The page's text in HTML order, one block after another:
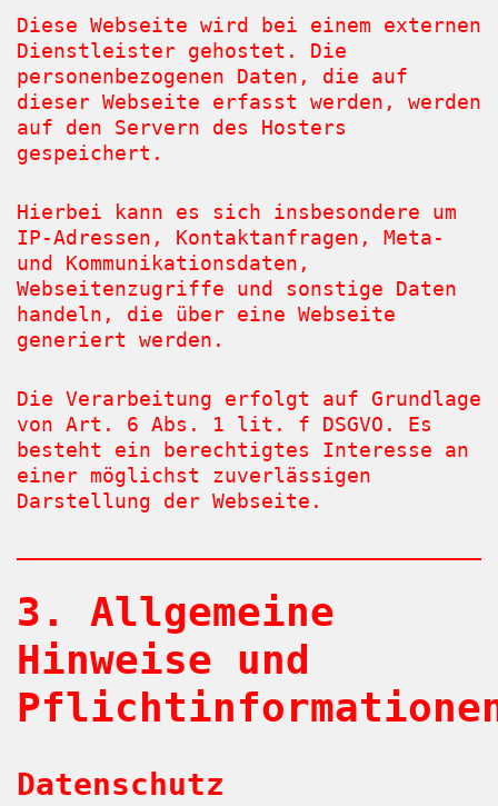
Diese Webseite wird bei einem externen
Dienstleister gehostet. Die
personenbezogenen Daten, die auf
dieser Webseite erfasst werden, werden
auf den Servern des Hosters
gespeichert.
Hierbei kann es sich insbesondere um
IP-Adressen, Kontaktanfragen, Meta-
und Kommunikationsdaten,
Webseitenzugriffe und sonstige Daten
handeln, die über eine Webseite
generiert werden.
Die Verarbeitung erfolgt auf Grundlage
von Art. 6 Abs. 1 lit. f DSGVO. Es
besteht ein berechtigtes Interesse an
einer möglichst zuverlässigen
Darstellung der Webseite.
3. Allgemeine
Hinweise und
Datenschutz